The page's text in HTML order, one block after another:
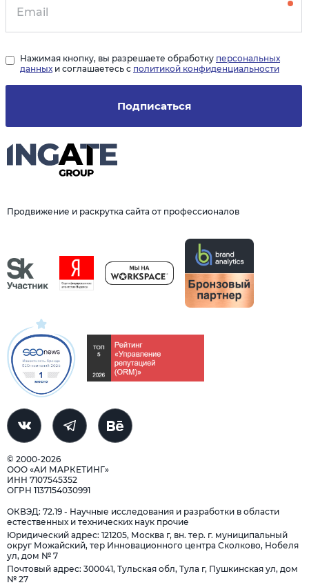
Продвижение и раскрутка сайта от профессионалов
© 2000-2026
ООО «АИ МАРКЕТИНГ»
ИНН 7107545352
ОГРН 1137154030991
Подписаться
Нажимая кнопку, вы разрешаете обработку персональных
данных и соглашаетесь с политикой конфиденциальности
ОКВЭД: 72.19 - Научные исследования и разработки в области
естественных и технических наук прочие
Юридический адрес: 121205, Москва г, вн. тер. г. муниципальный
округ Можайский, тер Инновационного центра Сколково, Нобеля
ул, дом № 7
Почтовый адрес: 300041, Тульская обл, Тула г, Пушкинская ул, дом
№ 27